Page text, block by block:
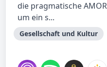
die pragmatische
um ein s...
Gesellschaft und Kultur